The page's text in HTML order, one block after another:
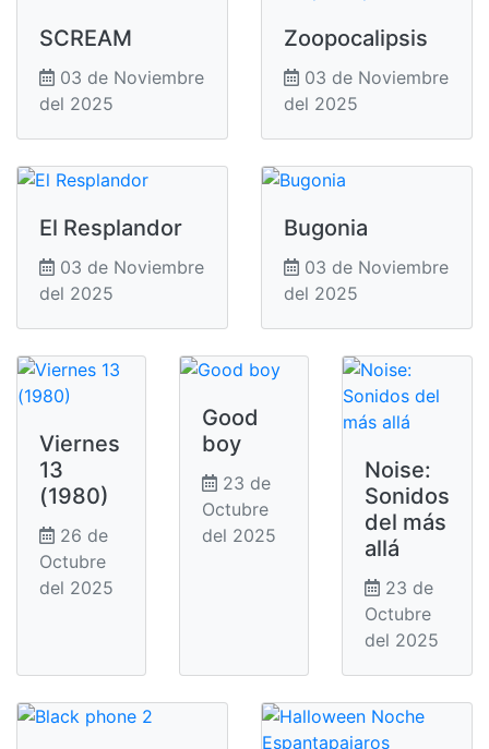
SCREAM
03 de Noviembre
del 2025
Zoopocalipsis
03 de Noviembre
del 2025
El Resplandor
03 de Noviembre
del 2025
Bugonia
03 de Noviembre
del 2025
Viernes
13
(1980)
26 de
Octubre
del 2025
Good
boy
23 de
Octubre
del 2025
Noise:
Sonidos
del más
allá
23 de
Octubre
del 2025